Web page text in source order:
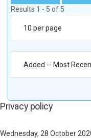
Results 1 - 5 of 5
Privacy policy
Wednesday, 28 October